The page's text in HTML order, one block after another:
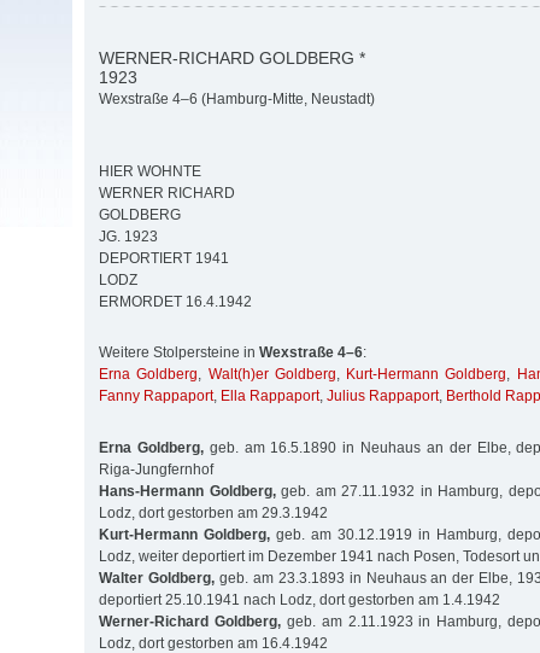
WERNER-RICHARD GOLDBERG *
1923
Wexstraße 4–6 (Hamburg-Mitte, Neustadt)
HIER WOHNTE
WERNER RICHARD
GOLDBERG
JG. 1923
DEPORTIERT 1941
LODZ
ERMORDET 16.4.1942
Weitere Stolpersteine in Wexstraße 4–6:
Erna Goldberg, Walt(h)er Goldberg, Kurt-Hermann Goldberg,
Fanny Rappaport, Ella Rappaport, Julius Rappaport, Berthold
Erna Goldberg,geb. am 16.5.1890 in Neuhaus an der Elbe,
Riga-Jungfernhof
Hans-Hermann Goldberg,geb. am 27.11.1932 in Hamburg,
Lodz, dort gestorben am 29.3.1942
Kurt-Hermann Goldberg, geb. am 30.12.1919 in Hamburg,
Lodz, weiter deportiert im Dezember 1941 nach Posen, Todesort
Walter Goldberg,geb. am 23.3.1893 in Neuhaus an der Elbe,
deportiert 25.10.1941 nach Lodz, dort gestorben am 1.4.1942
Werner-Richard Goldberg,geb. am 2.11.1923 in Hamburg,
Lodz, dort gestorben am 16.4.1942